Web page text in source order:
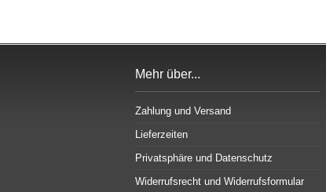
Mehr über...
Zahlung und Versand
Lieferzeiten
Privatsphäre und Datenschutz
Widerrufsrecht und Widerrufsformular